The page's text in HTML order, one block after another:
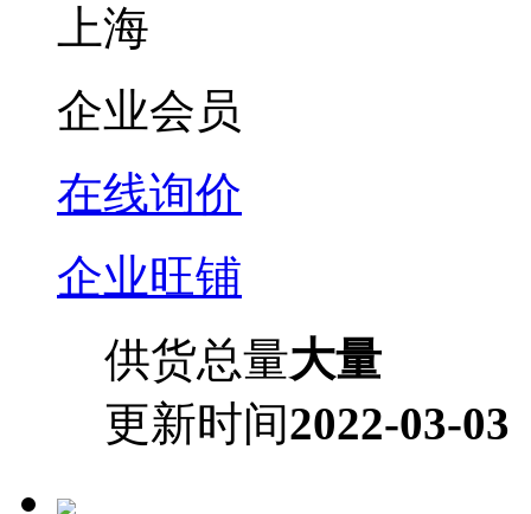
上海
企业会员
在线询价
企业旺铺
供货总量大量
更新时间2022-03-03